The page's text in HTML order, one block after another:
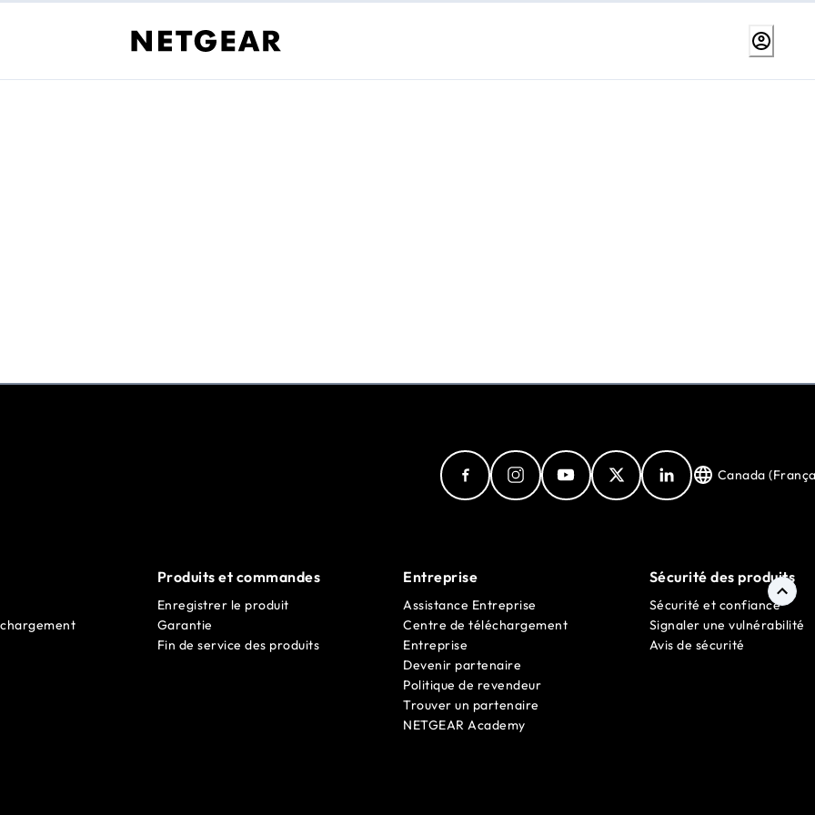
Canada
Produits et commandes
Enregistrer le produit
Garantie
Fin de service des produits
Entreprise
Assistance Entreprise
Centre de téléchargement
Entreprise
Devenir partenaire
Politique de revendeur
Trouver un partenaire
NETGEAR Academy
Sécurité des produits
Sécurité et confiance
Signaler une vulnérabilité
Avis de sécurité